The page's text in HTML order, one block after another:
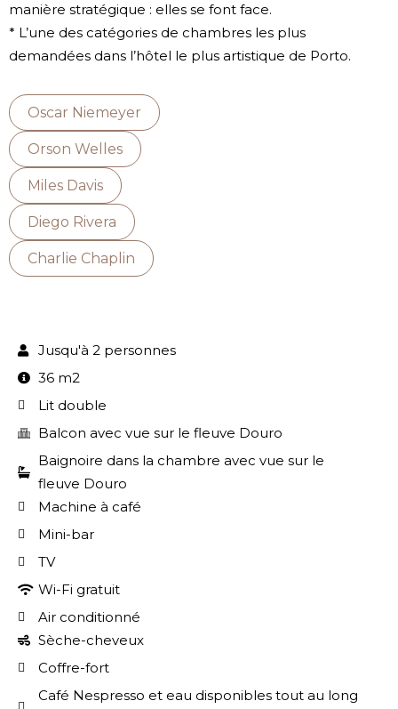
manière stratégique : elles se font face.
* L’une des catégories de chambres les plus
demandées dans l’hôtel le plus artistique de Porto.
Oscar Niemeyer
Orson Welles
Miles Davis
Diego Rivera
Charlie Chaplin
Jusqu'à 2 personnes
36 m2
Lit double
Balcon avec vue sur le fleuve Douro
Baignoire dans la chambre avec vue sur le
fleuve Douro
Machine à café
Mini-bar
TV
Wi-Fi gratuit
Air conditionné
Sèche-cheveux
Coffre-fort
Café Nespresso et eau disponibles tout au long